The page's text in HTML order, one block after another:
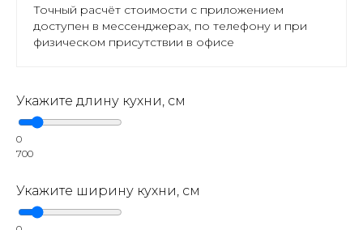
Точный расчёт стоимости с приложением
доступен в мессенджерах, по телефону и при
физическом присутствии в офисе
Укажите длину кухни, см
0
700
Укажите ширину кухни, см